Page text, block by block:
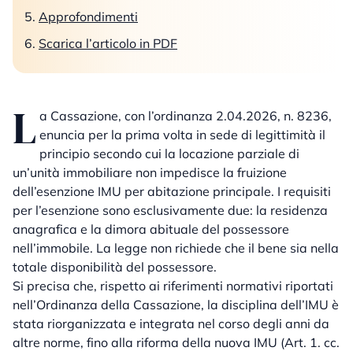
Approfondimenti
Scarica l’articolo in PDF
L a Cassazione, con l’ordinanza 2.04.2026, n. 8236,
enuncia per la prima volta in sede di legittimità il
principio secondo cui la locazione parziale di
un’unità immobiliare non impedisce la fruizione
dell’esenzione IMU per abitazione principale. I requisiti
per l’esenzione sono esclusivamente due: la residenza
anagrafica e la dimora abituale del possessore
nell’immobile. La legge non richiede che il bene sia nella
totale disponibilità del possessore.
Si precisa che, rispetto ai riferimenti normativi riportati
nell’Ordinanza della Cassazione, la disciplina dell’IMU è
stata riorganizzata e integrata nel corso degli anni da
altre norme, fino alla riforma della nuova IMU (Art. 1. cc.